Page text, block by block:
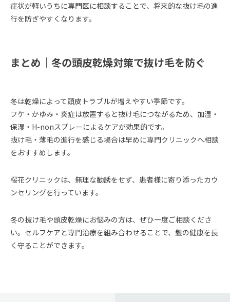
症状が軽いうちに専門医に相談することで、将来的な抜け毛の進
行を防ぎやすくなります。
まとめ｜冬の頭皮乾燥対策で抜け毛を防ぐ
冬は乾燥によって頭皮トラブルが増えやすい季節です。
フケ・かゆみ・炎症は放置すると抜け毛につながるため、加湿・
保湿・H-nonスプレーによるケアが効果的です。
抜け毛・薄毛の進行を感じる場合は早めに専門クリニックへ相談
をおすすめします。
桜花クリニックは、無理な勧誘をせず、患者様に寄り添ったカウ
ンセリングを行っています。
冬の抜け毛や頭皮乾燥にお悩みの方は、ぜひ一度ご相談くださ
い。セルフケアと専門治療を組み合わせることで、髪の健康を長
く守ることができます。